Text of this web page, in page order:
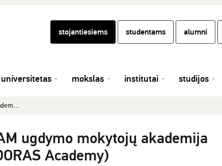
stojantiesiems studentams alumni
universitetas mokslas institutai studijos
ugdymo mokytojų akademija
Academy)